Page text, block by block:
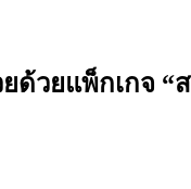
ด้วยแพ็กเกจ “